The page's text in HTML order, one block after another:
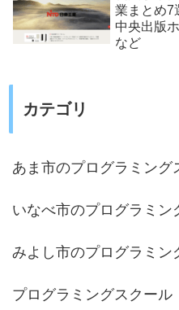
業まとめ7
中央出版
など
カテゴリ
あま市のプログラミング
いなべ市のプログラミン
みよし市のプログラミン
プログラミングスクール